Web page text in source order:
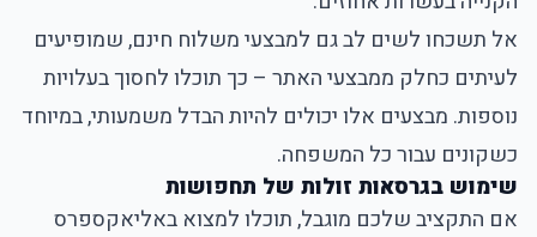
אל תשכחו לשים לב גם למבצעי משלוח חינם, שמופיעים
לעיתים כחלק ממבצעי האתר – כך תוכלו לחסוך בעלויות
נוספות. מבצעים אלו יכולים להיות הבדל משמעותי, במיוחד
כשקונים עבור כל המשפחה.
שימוש בגרסאות זולות של תחפושות
אם התקציב שלכם מוגבל, תוכלו למצוא באליאקספרס